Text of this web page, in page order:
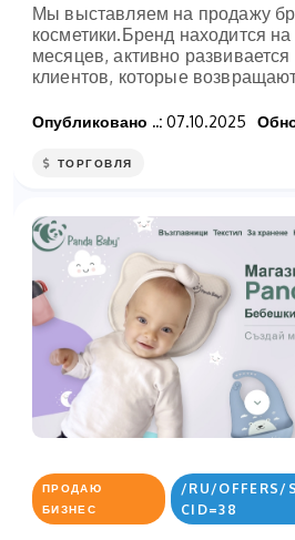
Мы выставляем на продажу
косметики.Бренд находится
месяцев, активно
клиентов, которые
Опубликовано ..: 07.10.2025
ТОРГОВЛЯ
ПРОДАЮ
БИЗНЕС
/RU/OFFERS/
CID=38